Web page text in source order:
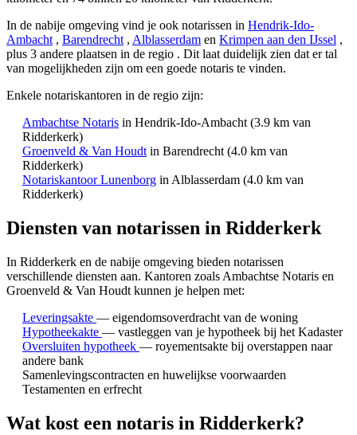
In de nabije omgeving vind je ook notarissen in Hendrik-Ido-
Ambacht , Barendrecht , Alblasserdam en Krimpen aan den IJssel ,
plus 3 andere plaatsen in de regio . Dit laat duidelijk zien dat er tal
van mogelijkheden zijn om een goede notaris te vinden.
Enkele notariskantoren in de regio zijn:
Ambachtse Notaris in Hendrik-Ido-Ambacht (3.9 km van
Ridderkerk)
Groenveld & Van Houdt in Barendrecht (4.0 km van
Ridderkerk)
Notariskantoor Lunenborg in Alblasserdam (4.0 km van
Ridderkerk)
Diensten van notarissen in Ridderkerk
In Ridderkerk en de nabije omgeving bieden notarissen
verschillende diensten aan. Kantoren zoals Ambachtse Notaris en
Groenveld & Van Houdt kunnen je helpen met:
Leveringsakte — eigendomsoverdracht van de woning
Hypotheekakte — vastleggen van je hypotheek bij het Kadaster
Oversluiten hypotheek — royementsakte bij overstappen naar
andere bank
Samenlevingscontracten en huwelijkse voorwaarden
Testamenten en erfrecht
Wat kost een notaris in Ridderkerk?